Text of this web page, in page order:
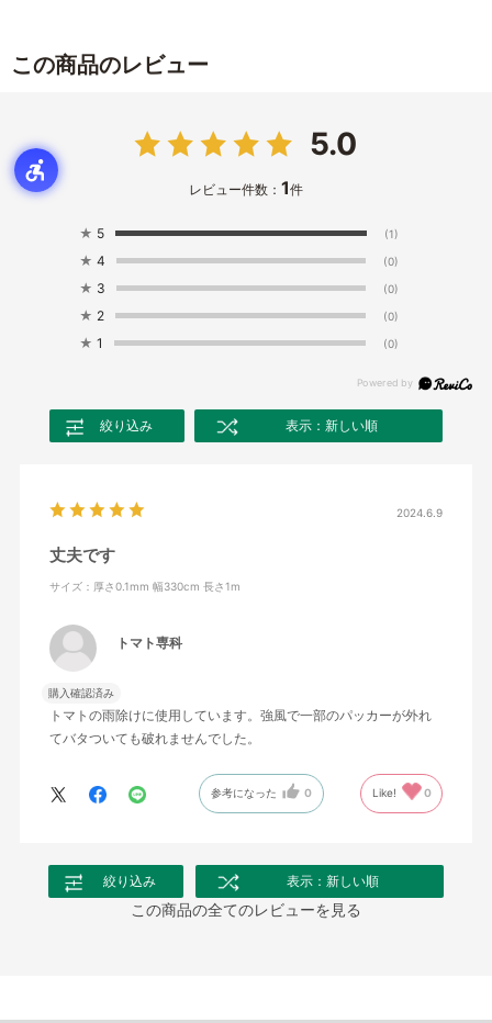
この商品のレビュー
5.0
レビュー件数： 1件
★ 5 (1)
★ 4 (0)
★ 3 (0)
★ 2 (0)
★ 1 (0)
絞り込み 表示：新しい順
2024.6.9
丈夫です
サイズ：厚さ0.1mm 幅330cm 長さ1m
トマト専科
購入確認済み
トマトの雨除けに使用しています。強風で一部のパッカーが外れ
てバタついても破れませんでした。
参考になった 0 Like! 0
絞り込み 表示：新しい順
この商品の全てのレビューを見る